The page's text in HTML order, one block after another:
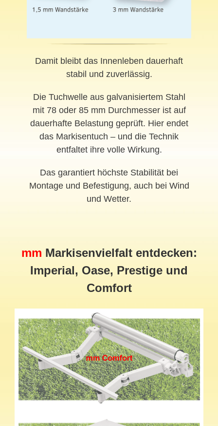
Damit bleibt das Innenleben dauerhaft
stabil und zuverlässig.
Die Tuchwelle aus galvanisiertem Stahl
mit 78 oder 85 mm Durchmesser ist auf
dauerhafte Belastung geprüft. Hier endet
das Markisentuch – und die Technik
entfaltet ihre volle Wirkung.
Das garantiert höchste Stabilität bei
Montage und Befestigung, auch bei Wind
und Wetter.
mm Markisenvielfalt entdecken:
Imperial, Oase, Prestige und
Comfort